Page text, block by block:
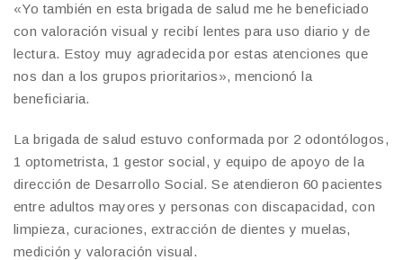
«Yo también en esta brigada de salud me he beneficiado
con valoración visual y recibí lentes para uso diario y de
lectura. Estoy muy agradecida por estas atenciones que
nos dan a los grupos prioritarios», mencionó la
beneficiaria.
La brigada de salud estuvo conformada por 2 odontólogos,
1 optometrista, 1 gestor social, y equipo de apoyo de la
dirección de Desarrollo Social. Se atendieron 60 pacientes
entre adultos mayores y personas con discapacidad, con
limpieza, curaciones, extracción de dientes y muelas,
medición y valoración visual.